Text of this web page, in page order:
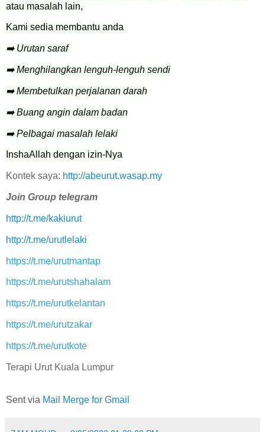
atau masalah lain,
Kami sedia membantu anda
➡️ Urutan saraf
➡️ Menghilangkan lenguh-lenguh sendi
➡️ Membetulkan perjalanan darah
➡️ Buang angin dalam badan
➡️ Pelbagai masalah lelaki
InshaAllah dengan izin-Nya
Kontek saya: http://abeurut.wasap.my
Join Group telegram
http://t.me/kakiurut
http://t.me/urutlelaki
https://t.me/urutmantap
https://t.me/urutshahalam
https://t.me/urutkelantan
https://t.me/urutzakar
https://t.me/urutkote
Terapi Urut Kuala Lumpur
Sent via Mail Merge for Gmail